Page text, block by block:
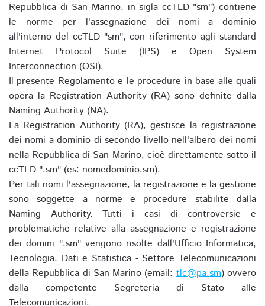
Repubblica di San Marino, in sigla ccTLD "sm") contiene
le norme per l'assegnazione dei nomi a dominio
all'interno del ccTLD "sm", con riferimento agli standard
Internet Protocol Suite (IPS) e Open System
Interconnection (OSI).
Il presente Regolamento e le procedure in base alle quali
opera la Registration Authority (RA) sono definite dalla
Naming Authority (NA).
La Registration Authority (RA), gestisce la registrazione
dei nomi a dominio di secondo livello nell'albero dei nomi
nella Repubblica di San Marino, cioè direttamente sotto il
ccTLD ".sm" (es: nomedominio.sm).
Per tali nomi l'assegnazione, la registrazione e la gestione
sono soggette a norme e procedure stabilite dalla
Naming Authority. Tutti i casi di controversie e
problematiche relative alla assegnazione e registrazione
dei domini ".sm" vengono risolte dall'Ufficio Informatica,
Tecnologia, Dati e Statistica - Settore Telecomunicazioni
della Repubblica di San Marino (email:tlc@pa.sm) ovvero
dalla competente Segreteria di Stato alle
Telecomunicazioni.